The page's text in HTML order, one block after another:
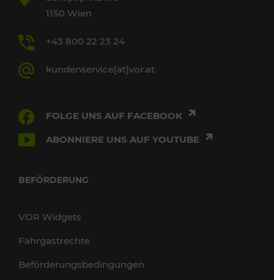
1150 Wien
+43 800 22 23 24
kundenservice[at]vor.at
FOLGE UNS AUF FACEBOOK
ABONNIERE UNS AUF YOUTUBE
BEFÖRDERUNG
VOR Widgets
Fahrgastrechte
Beförderungsbedingungen